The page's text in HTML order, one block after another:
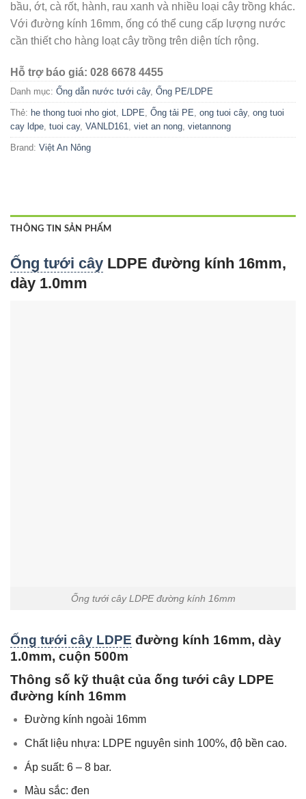
bầu, ớt, cà rốt, hành, rau xanh và nhiều loại cây trồng khác.
Với đường kính 16mm, ống có thể cung cấp lượng nước
cần thiết cho hàng loạt cây trồng trên diện tích rộng.
Hỗ trợ báo giá: 028 6678 4455
Danh mục: Ống dẫn nước tưới cây, Ống PE/LDPE
Thẻ: he thong tuoi nho giot LDPE Ống tải PE ong tuoi cây, ong tuoi
cay ldpe tuoi cay, VANLD161 viet an nong vietannong
Brand: Việt An Nông
THÔNG TIN SẢN PHẨM
Ống tưới cây LDPE đường kính 16mm,
dày 1.0mm
Ống tưới cây LDPE đường kính 16mm
Ống tưới cây LDPE đường kính 16mm, dày
1.0mm, cuộn 500m
Thông số kỹ thuật của ống tưới cây LDPE
đường kính 16mm
Đường kính ngoài 16mm
Chất liệu nhựa: LDPE nguyên sinh 100%, độ bền cao.
Áp suất: 6 – 8 bar.
Màu sắc: đen